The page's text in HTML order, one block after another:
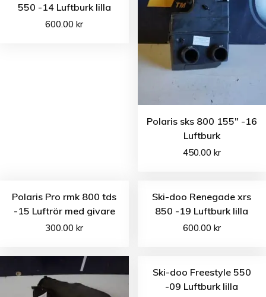
550 -14 Luftburk lilla
600.00kr
Polaris sks 800 155″ -16
Luftburk
450.00 kr
Polaris Pro rmk 800 tds
-15 Luftrör med givare
300.00kr
Ski-doo Renegade xrs
850 -19 Luftburk lilla
600.00 kr
Ski-doo Freestyle 550
-09 Luftburk lilla